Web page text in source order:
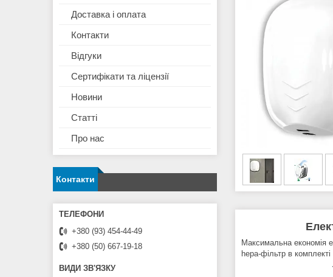
Максимальна економія
hepa-фільтр в комплекті
Доставка і оплата
Контакти
Відгуки
Сертифікати та ліцензії
Новини
Статті
Про нас
Контакти
+380 (93) 454-44-49
+380 (50) 667-19-18